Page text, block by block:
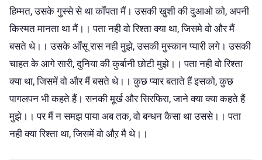
हिम्मत, उसके गुस्से से था काँपता मैं। उसकी खुशी की दुआओ को, अपनी
किस्मत मानता था मैं।। पता नही वो रिश्ता क्या था, जिसमे वो और मैं
बसते थे।। उसके आँसू रास नही मुझे, उसकी मुस्कान प्यारी लगे। उसकी
चाहत के आगे सारी, दुनिया की कुर्बानी छोटी मुझे।। पता नही वो रिश्ता
क्या था, जिसमें वो और मैं बसते थे।। कुछ प्यार बताते हैं इसको, कुछ
पागलपन भी कहते हैं। सनकी मूर्ख और सिरफिरा, जाने क्या क्या कहते हैं
मुझे।। पर मैं न समझ पाया अब तक, वो बन्धन कैसा था उससे।। पता
नही क्या रिश्ता था, जिसमें वो औऱ मै थे।।